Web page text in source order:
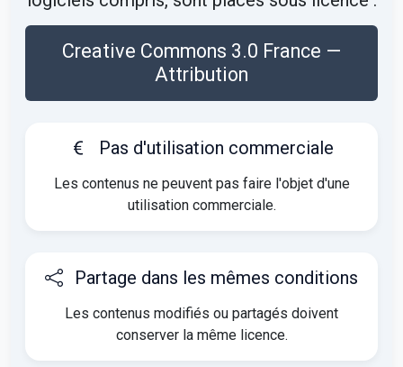
Creative Commons 3.0 France —
Attribution
Pas d'utilisation commerciale
Les contenus ne peuvent pas faire l'objet d'une
utilisation commerciale.
Partage dans les mêmes conditions
Les contenus modifiés ou partagés doivent
conserver la même licence.